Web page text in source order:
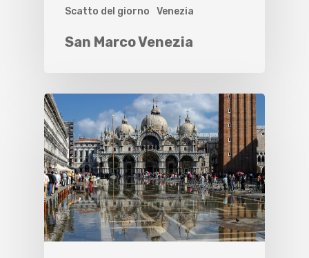
Scatto del giorno Venezia
San Marco Venezia